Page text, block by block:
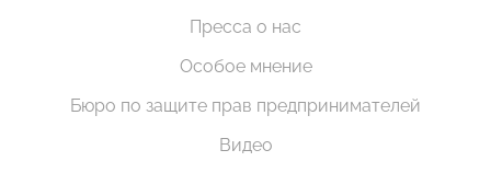
Пресса о нас
Особое мнение
Бюро по защите прав предпринимателей
Видео